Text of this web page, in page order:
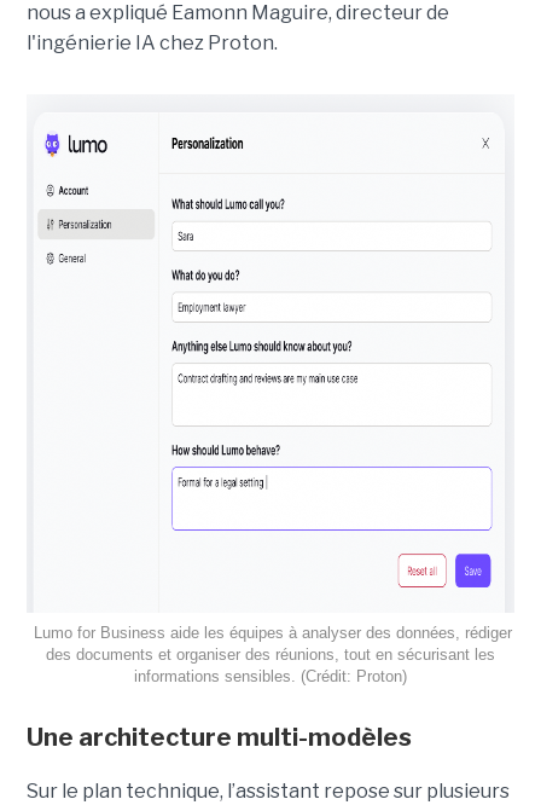
nous a expliqué Eamonn Maguire, directeur de
l'ingénierie IA chez Proton.
Lumo for Business aide les équipes à analyser des données, rédiger
des documents et organiser des réunions, tout en sécurisant les
informations sensibles. (Crédit: Proton)
Une architecture multi-modèles
Sur le plan technique, l’assistant repose sur plusieurs